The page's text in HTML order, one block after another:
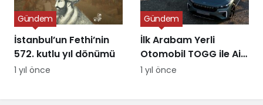
İstanbul’un Fethi’nin
572. kutlu yıl dönümü
Gündem
1 yıl önce
İlk Arabam Yerli
Otomobil TOGG ile Aile
Destek Programı
Gündem
1 yıl önce